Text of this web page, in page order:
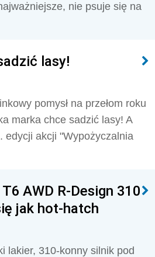
nie psuje się na
lasy!
pomysł na przełom roku
marka chce sadzić lasy! A
edycji akcji "Wypożyczalnia
AWD R-Design 310
jak hot-hatch
lakier, 310-konny silnik pod